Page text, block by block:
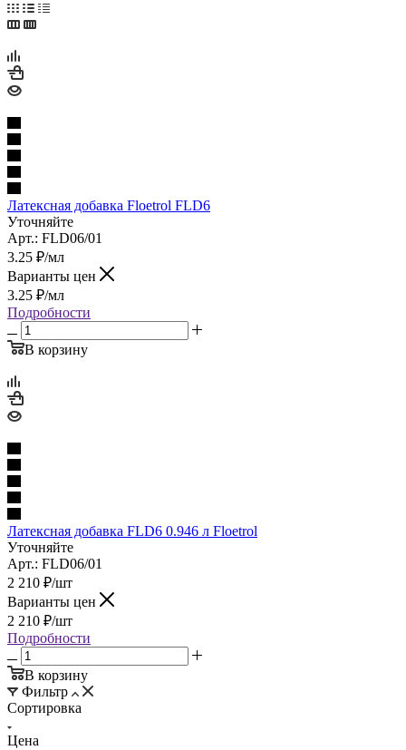
Латексная добавка Floetrol FLD6
Уточняйте
Арт.: FLD06/01
3.25 ₽/мл
Варианты цен
3.25 ₽/мл
Подробности
В корзину
Латексная добавка FLD6 0.946 л Floetrol
Уточняйте
Арт.: FLD06/01
2 210 ₽/шт
Варианты цен
2 210 ₽/шт
Подробности
В корзину
Фильтр
Сортировка
Цена